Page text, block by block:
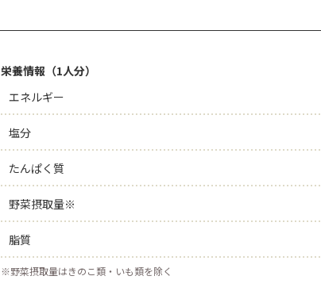
栄養情報（1人分）
エネルギー
塩分
たんぱく質
野菜摂取量※
脂質
※野菜摂取量はきのこ類・いも類を除く